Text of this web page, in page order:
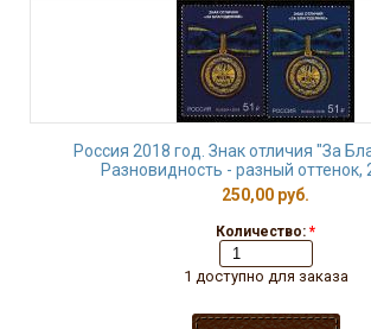
Россия 2018 год. Знак отличия "За
Разновидность - разный оттенок,
250,00 руб.
Количество: *
1 доступно для заказа